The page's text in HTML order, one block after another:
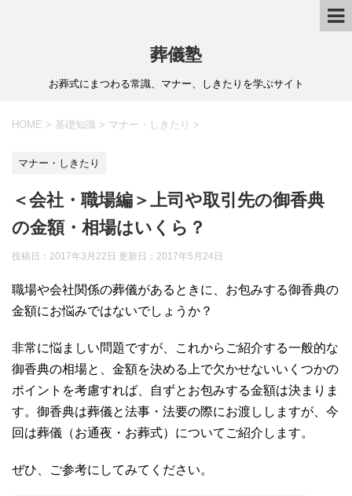
葬儀塾
お葬式にまつわる常識、マナー、しきたりを学ぶサイト
HOME > 基礎知識 > マナー・しきたり >
マナー・しきたり
＜会社・職場編＞上司や取引先の御香典
の金額・相場はいくら？
投稿日：2017年3月22日 更新日： 2017年5月24日
職場や会社関係の葬儀があるときに、お包みする御香典の
金額にお悩みではないでしょうか？
非常に悩ましい問題ですが、これからご紹介する一般的な
御香典の相場と、金額を決める上で欠かせないいくつかの
ポイントを考慮すれば、自ずとお包みする金額は決まりま
す。御香典は葬儀と法事・法要の際にお渡ししますが、今
回は葬儀（お通夜・お葬式）についてご紹介します。
ぜひ、ご参考にしてみてください。